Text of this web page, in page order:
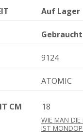
Auf Lager
Gebraucht
9124
ATOMIC
CM 18
WIE MAN DIE
IST